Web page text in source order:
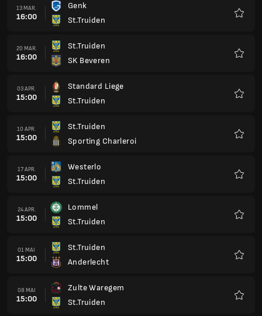
13 MAR.
16:00
Genk
St.Truiden
20 MAR.
16:00
St.Truiden
SK Beveren
03 APR.
15:00
Standard Liege
St.Truiden
10 APR.
15:00
St.Truiden
Sporting Charleroi
17 APR.
15:00
Westerlo
St.Truiden
24 APR.
15:00
Lommel
St.Truiden
01 MAI
15:00
St.Truiden
Anderlecht
08 MAI
15:00
Zulte Waregem
St.Truiden